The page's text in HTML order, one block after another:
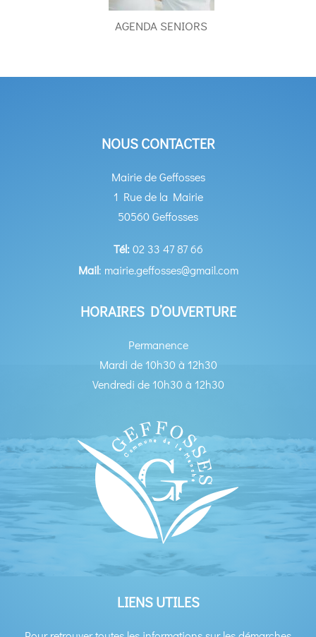
AGENDA SENIORS
NOUS CONTACTER
Mairie de Geffosses
1 Rue de la Mairie
50560 Geffosses
Tél:02 33 47 87 66
Mail: mairie.geffosses@gmail.com
HORAIRES D’OUVERTURE
Permanence
Mardi de 10h30 à 12h30
Vendredi de 10h30 à 12h30
LIENS UTILES